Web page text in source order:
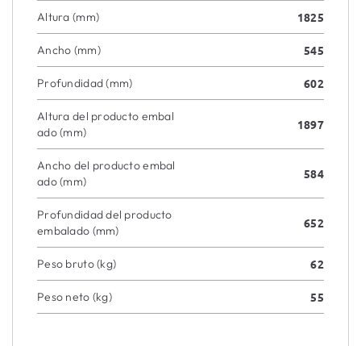
Altura (mm) 1825
Ancho (mm) 545
Profundidad (mm) 602
Altura del producto embal
ado (mm)
1897
Ancho del producto embal
ado (mm)
584
Profundidad del producto
embalado (mm)
652
Peso bruto (kg) 62
Peso neto (kg) 55